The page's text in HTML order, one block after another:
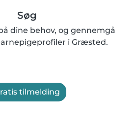
Søg
dine behov, og gennemgå
i Græsted.
tilmelding